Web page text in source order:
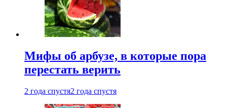
Мифы об арбузе, в которые пора
перестать верить
2 года спустя2 года спустя